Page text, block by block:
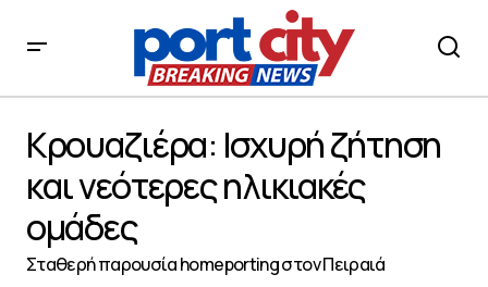
Κρουαζιέρα: Ισχυρή ζήτηση
και νεότερες ηλικιακές
ομάδες
Σταθερή παρουσία homeporting στον Πειραιά